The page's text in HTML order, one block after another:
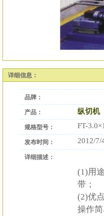
详细信息：
品牌：
产品： 纵切机
规格型号： FT-
发布时间： 2012/7/
详细描述：
(1)用
带；
(2)优
操作